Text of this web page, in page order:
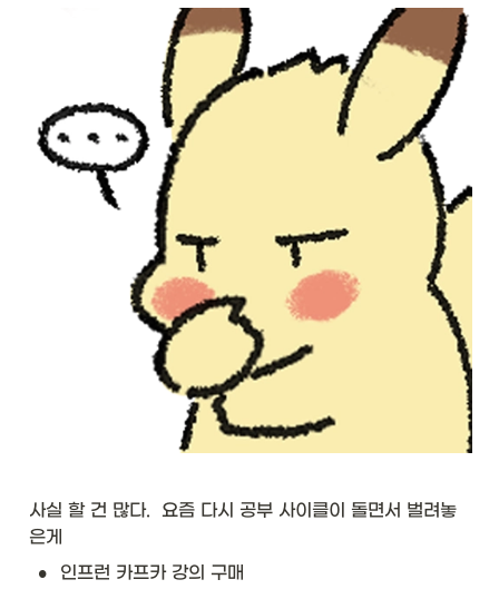
사실 할 건 많다.  요즘 다시 공부 사이클이 돌면서 벌려놓
은게
• 인프런 카프카 강의 구매